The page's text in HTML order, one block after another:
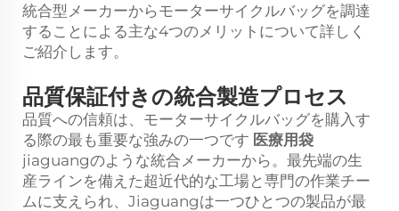
統合型メーカーからモーターサイクルバッグを調達
することによる主な4つのメリットについて詳しく
ご紹介します。
品質保証付きの統合製造プロセス
品質への信頼は、モーターサイクルバッグを購入す
る際の最も重要な強みの一つです 医療用袋
jiaguangのような統合メーカーから。最先端の生
産ラインを備えた超近代的な工場と専門の作業チー
ムに支えられ、Jiaguangは一つひとつの製品が最